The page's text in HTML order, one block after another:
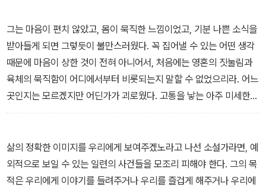
증오로 고민하던 삐에르는 동생에게 사실을 폭로한다. 그리고 삐에르
는 자기혐오와 회한으로 대서양 정기선의 의사 업무에 자원하여 집을
떠난다.
그는 마음이 편치 않았고, 몸이 묵직한 느낌이었고, 기분 나쁜 소식을
받아들게 되면 그렇듯이 불만스러웠다. 꼭 집어낼 수 있는 어떤 생각
때문에 마음이 상한 것이 전혀 아니어서, 처음에는 영혼의 짓눌림과
육체의 묵직함이 어디에서부터 비롯되는지 말할 수 없었으리라. 어느
곳인지는 모르겠지만 어딘가가 괴로웠다. 고통을 낳는 아주 미세한
지점이, 정확한 자리를 찾아내지 못하나 거북스러움, 피로, 슬픔, 짜증
러한 상처가, 겪어보지 못한 가벼운 고통, 슬픔 한 알갱이 같은 그 무
엇인가가 그의 안에 들어 있었다. ―본문에서
삶의 정확한 이미지를 우리에게 보여주겠노라고 나선 소설가라면, 예
외적으로 보일 수 있는 일련의 사건들을 모조리 피해야 한다. 그의 목
적은 우리에게 이야기를 들려주거나 우리를 즐겁게 해주거나 우리에